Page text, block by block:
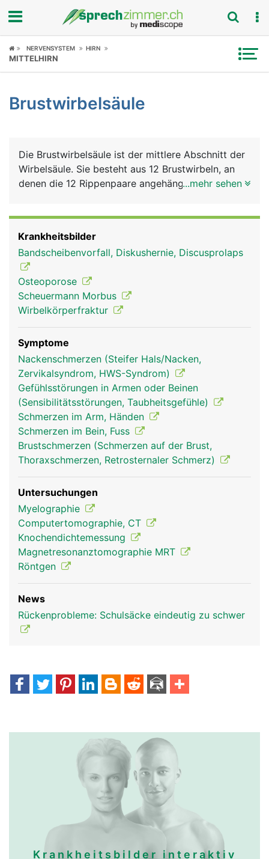
Fokus
Symptome
News
Rubriken
NERVENSYSTEM HIRN
MITTELHIRN
Brustwirbelsäule
Die Brustwirbelsäule ist der mittlere Abschnitt der
Wirbelsäule. Sie besteht aus 12 Brustwirbeln, an
denen die 12 Rippenpaare angehängt sind, die
Nerven für die Beine aus.
Brustwirbelsäule
Frau
Brustwirbelsäule
Mann
...mehr sehen
Krankheitsbilder
Bandscheibenvorfall, Diskushernie, Discusprolaps
Osteoporose
Scheuermann Morbus
Wirbelkörperfraktur
Symptome
Nackenschmerzen (Steifer Hals/Nacken,
Zervikalsyndrom, HWS-Syndrom)
Gefühlsstörungen in Armen oder Beinen
(Sensibilitätsstörungen, Taubheitsgefühle)
Schmerzen im Arm, Händen
Schmerzen im Bein, Fuss
Brustschmerzen (Schmerzen auf der Brust,
Thoraxschmerzen, Retrosternaler Schmerz)
Untersuchungen
Myelographie
Computertomographie, CT
Knochendichtemessung
Magnetresonanztomographie MRT
Röntgen
News
Rückenprobleme: Schulsäcke eindeutig zu schwer
Krankheitsbilder interaktiv